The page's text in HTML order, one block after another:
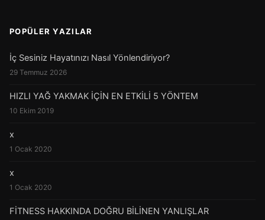
POPÜLER YAZILAR
İç Sesiniz Hayatınızı Nasıl Yönlendiriyor?
29 Temmuz 2026
HIZLI YAĞ YAKMAK İÇİN EN ETKİLİ 5 YÖNTEM
10 Ekim 2019
x
1 Ocak 2020
x
1 Ocak 2020
FİTNESS HAKKINDA DOĞRU BİLİNEN YANLIŞLAR